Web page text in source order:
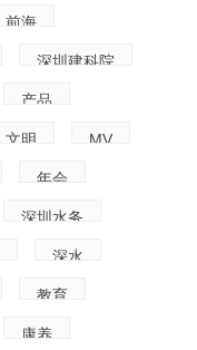
前海
深圳建科院
产品
文明 MV
年会
深圳水务
深水
教育
康养